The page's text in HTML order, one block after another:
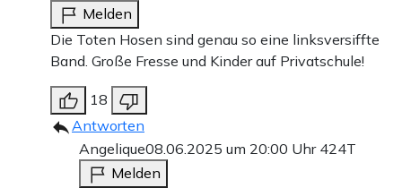
Melden
Die Toten Hosen sind genau so eine linksversiffte
Band. Große Fresse und Kinder auf Privatschule!
18
Antworten
Angelique08.06.2025 um 20:00 Uhr 424T
Melden